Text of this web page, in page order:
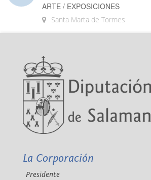
ARTE / EXPOSICIONES
Santa Marta de Tormes
La Corporación
Presidente